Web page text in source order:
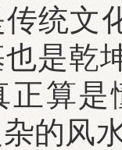
统文
是乾
正算
的风